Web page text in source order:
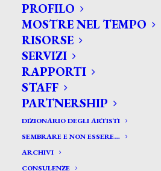
PROFILO
MOSTRE NEL TEMPO
RISORSE
SERVIZI
RAPPORTI
STAFF
PARTNERSHIP
DIZIONARIO DEGLI ARTISTI
SEMBRARE E NON ESSERE…
ARCHIVI
CONSULENZE
CERCA TRA GLI ARTISTI:
Search
for: